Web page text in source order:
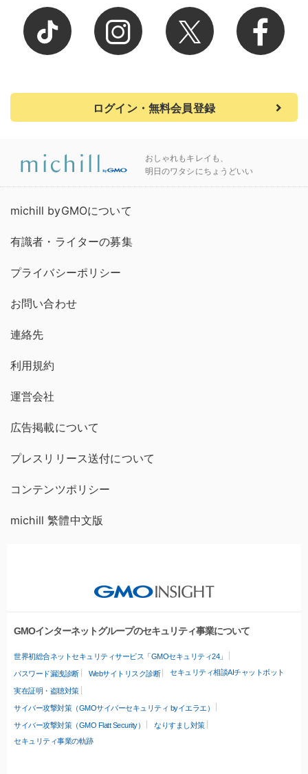
ログイン・無料会員登録
おしゃれもキレイも、
明日のワタシにちょうどいい
michill byGMOについて
有識者・ライターの募集
プライバシーポリシー
お問い合わせ
連絡先
利用規約
運営会社
広告掲載について
プレスリリース送付について
コンテンツポリシー
michill 繁體中文版
GMOインターネットグループのセキュリティ事業について
世界初総合ネットセキュリティサービス「GMOセキュリティ24」
パスワード漏洩診断 Webサイトリスク診断 セキュリティ相談AIチャットボット
実在証明・盗聴対策
サイバー攻撃対策（GMOサイバーセキュリティ byイエラエ）
サイバー攻撃対策（GMO Flatt Security）
なりすまし対策
セキュリティ事業の軌跡